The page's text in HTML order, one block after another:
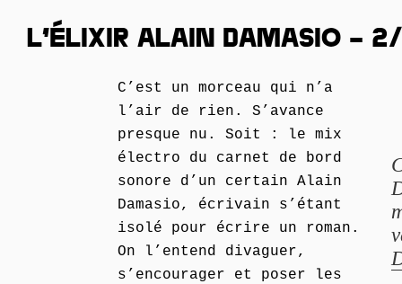
L’ÉLIXIR ALAIN DAMASIO –
C’est un morceau qui n’a
l’air de rien. S’avance
presque nu. Soit : le mix
électro du carnet de bord
sonore d’un certain Alain
Damasio, écrivain s’étant
isolé pour écrire un roman.
On l’entend divaguer,
s’encourager et poser les